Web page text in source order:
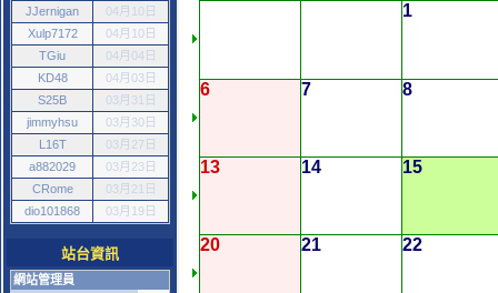
JJernigan
04月10日
Xulp7172
04月10日
TGiu
04月04日
KD48
04月03日
S25B
03月31日
jimmyhsu
03月30日
L16T
03月27日
a882029
03月23日
CRome
03月21日
dio101868
03月19日
站台資訊
網站管理員
1
6 7 8
13 14 15
20 21 22